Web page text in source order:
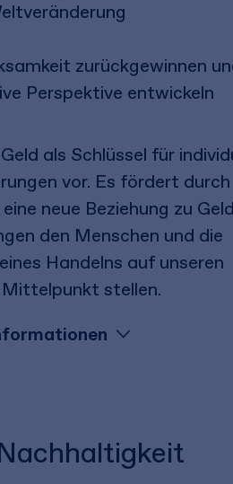
zurückgewinnen
Perspektive entwickeln
als Schlüssel für
vor. Es fördert durch
neue Beziehung zu
den Menschen und die
Handelns auf unseren
Mittelpunkt stellen.